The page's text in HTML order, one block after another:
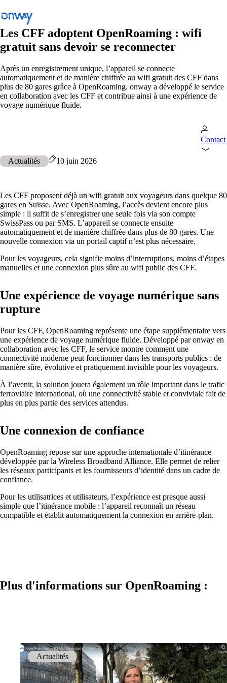
Retour
Connecter les sites et les équipements
Contrôler l’accès au réseau
Réseaux
Connecter les sites et les équipements
Solutions/Connecter les sites et les équipements
Interaction efficace des sites grâce à des
connexions sûres et stables - pour une qualité
Périphériques sur le réseau
Accès au réseau personnalisé et sécurisé selon
vos besoins.
numérique – nos logiciels vous permettent de
divers.
Wi-Fi
Réseau
Les CFF adoptent OpenRoaming : wifi
gratuit sans devoir se reconnecter
Après un enregistrement unique, l’appareil se connecte
automatiquement et de manière chiffrée au wifi gratuit des CFF dans
plus de 80 gares grâce à OpenRoaming. onway a développé le service
en collaboration avec les CFF et contribue ainsi à une expérience de
voyage numérique fluide.
Contact
Actualités 10 juin 2026
Les CFF proposent déjà un wifi gratuit aux voyageurs dans quelque 80
gares en Suisse. Avec OpenRoaming, l’accès devient encore plus
simple : il suffit de s’enregistrer une seule fois via son compte
SwissPass ou par SMS. L’appareil se connecte ensuite
automatiquement et de manière chiffrée dans plus de 80 gares. Une
nouvelle connexion via un portail captif n’est plus nécessaire.
Pour les voyageurs, cela signifie moins d’interruptions, moins d’étapes
manuelles et une connexion plus sûre au wifi public des CFF.
Une expérience de voyage numérique sans
rupture
Pour les CFF, OpenRoaming représente une étape supplémentaire vers
une expérience de voyage numérique fluide. Développé par onway en
collaboration avec les CFF, le service montre comment une
connectivité moderne peut fonctionner dans les transports publics : de
manière sûre, évolutive et pratiquement invisible pour les voyageurs.
À l’avenir, la solution jouera également un rôle important dans le trafic
ferroviaire international, où une connectivité stable et conviviale fait de
plus en plus partie des services attendus.
Une connexion de confiance
OpenRoaming repose sur une approche internationale d’itinérance
développée par la Wireless Broadband Alliance. Elle permet de relier
les réseaux participants et les fournisseurs d’identité dans un cadre de
confiance.
Pour les utilisatrices et utilisateurs, l’expérience est presque aussi
simple que l’itinérance mobile : l’appareil reconnaît un réseau
compatible et établit automatiquement la connexion en arrière-plan.
Plus d'informations sur OpenRoaming :
Actualités